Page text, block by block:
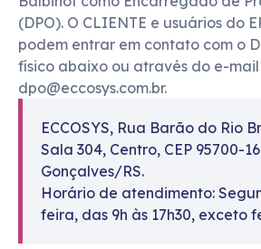
(DPO). O CLIENTE e usuários do
podem entrar em contato com o
físico abaixo ou através do e-mail
dpo@eccosys.com.br.
ECCOSYS, Rua Barão do Rio
Sala 304, Centro, CEP 95700-
Gonçalves/RS.
Horário de atendimento:
feira, das 9h às 17h30, exceto